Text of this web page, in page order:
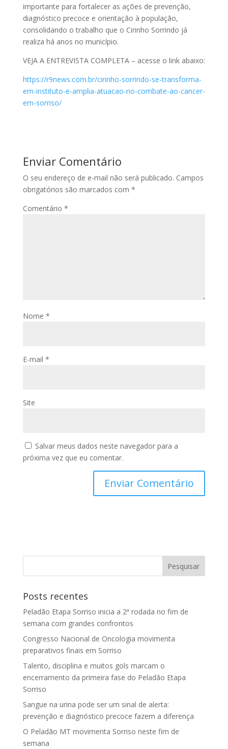
importante para fortalecer as ações de prevenção,
diagnóstico precoce e orientação à população,
consolidando o trabalho que o Cirinho Sorrindo já
realiza há anos no município.
VEJA A ENTREVISTA COMPLETA – acesse o link abaixo:
https://r9news.com.br/cirinho-sorrindo-se-transforma-
em-instituto-e-amplia-atuacao-no-combate-ao-cancer-
em-sorriso/
Enviar Comentário
O seu endereço de e-mail não será publicado. Campos
obrigatórios são marcados com *
Comentário *
Nome *
E-mail *
Site
Salvar meus dados neste navegador para a
próxima vez que eu comentar.
Posts recentes
Peladão Etapa Sorriso inicia a 2ª rodada no fim de
semana com grandes confrontos
Congresso Nacional de Oncologia movimenta
preparativos finais em Sorriso
Talento, disciplina e muitos gols marcam o
encerramento da primeira fase do Peladão Etapa
Sorriso
Sangue na urina pode ser um sinal de alerta:
prevenção e diagnóstico precoce fazem a diferença
O Peladão MT movimenta Sorriso neste fim de
semana